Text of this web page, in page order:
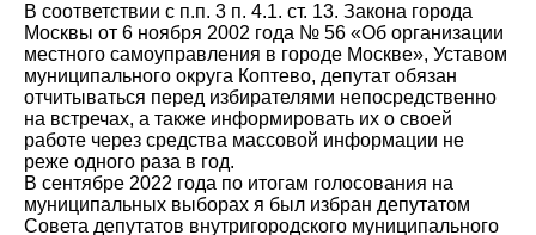
В соответствии с п.п. 3 п. 4.1. ст. 13. Закона города
Москвы от 6 ноября 2002 года № 56 «Об организации
местного самоуправления в городе Москве», Уставом
муниципального округа Коптево, депутат обязан
отчитываться перед избирателями непосредственно
на встречах, а также информировать их о своей
работе через средства массовой информации не
реже одного раза в год.
В сентябре 2022 года по итогам голосования на
муниципальных выборах я был избран депутатом
Совета депутатов внутригородского муниципального